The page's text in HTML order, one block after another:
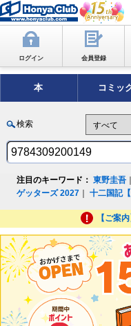
ログイン 会員登録
本 コミッ
検索
注目のキーワード： 東野圭吾
ゲッターズ 2027 ｜十二国記【
【ご案